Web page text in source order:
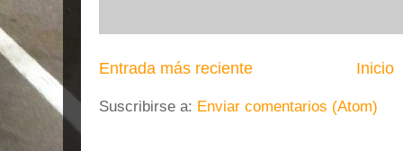
Entrada más reciente Inicio
Suscribirse a: Enviar comentarios (Atom)